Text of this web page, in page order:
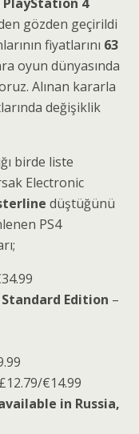
gözden geçirildi
fiyatlarını 63
oyun dünyasında
Alınan kararla
değişiklik
birde liste
Electronic
düştüğünü
PS4
Standard Edition –
€14.99
in Russia,